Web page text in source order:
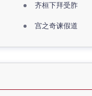
齐桓下拜受胙
宫之奇谏假道